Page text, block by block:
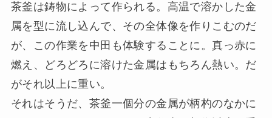
茶釜は鋳物によって作られる。高温で溶かした金
属を型に流し込んで、その全体像を作りこむのだ
が、この作業を中田も体験することに。真っ赤に
燃え、どろどろに溶けた金属はもちろん熱い。だ
がそれ以上に重い。
それはそうだ、茶釜一個分の金属が柄杓のなかに